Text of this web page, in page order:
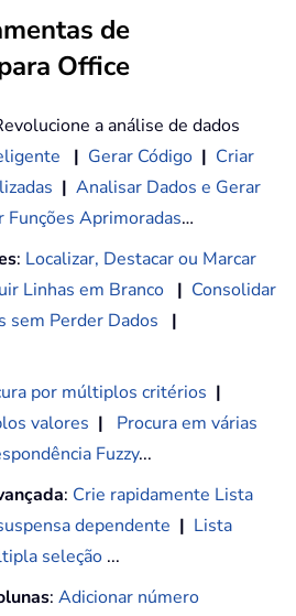
de
Office
a análise de dados
| Gerar Código | Criar
| Analisar Dados e Gerar
Funções Aprimoradas…
: Localizar, Destacar ou Marcar
Linhas em Branco | Consolidar
sem Perder Dados
|
por múltiplos critérios |
valores |
Procura em várias
Fuzzy...
: Crie rapidamente Lista
dependente | Lista
seleção ...
: Adicionar número